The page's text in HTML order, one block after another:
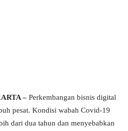
– Perkembangan bisnis digital
pesat. Kondisi wabah Covid-19
dari dua tahun dan menyebabkan